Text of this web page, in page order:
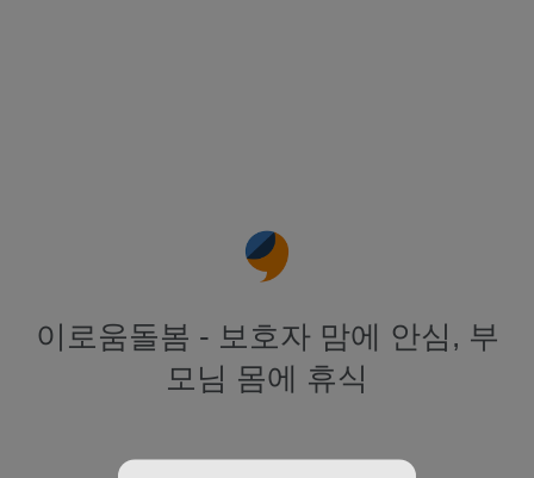
이로움돌봄 - 보호자 맘에 안심, 부
모님 몸에 휴식